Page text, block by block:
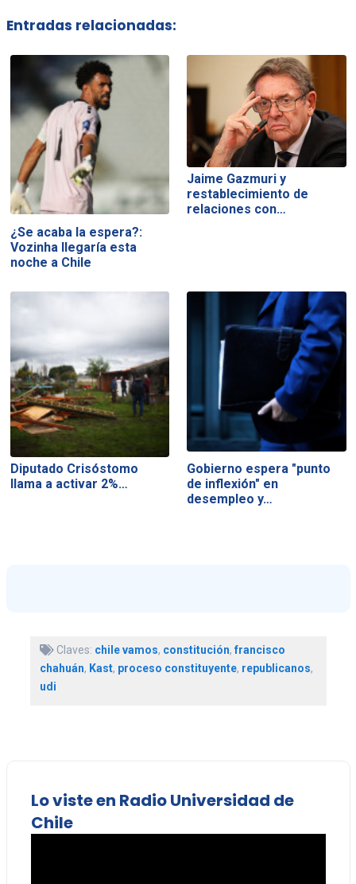
Entradas relacionadas:
¿Se acaba la espera?:
Vozinha llegaría esta
noche a Chile
Jaime Gazmuri y
restablecimiento de
relaciones con…
Diputado Crisóstomo
llama a activar 2%…
Gobierno espera "punto
de inflexión" en
desempleo y…
Claves: chile vamos, constitución,francisco
chahuán, Kast, proceso constituyente, republicanos,
udi
Lo viste en Radio Universidad de
Chile